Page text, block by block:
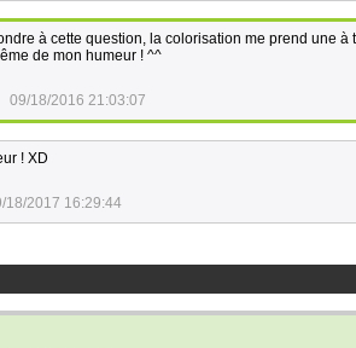
à cette question, la colorisation me prend une
de mon humeur ! ^^
09/18/2016 21:03:07
! XD
18/2017 16:29:44